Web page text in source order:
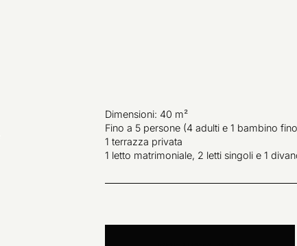
Dimensioni: 40 m²
Fino a 5 persone (4 adulti e 1 bambino
1 terrazza privata
1 letto matrimoniale, 2 letti singoli e 1